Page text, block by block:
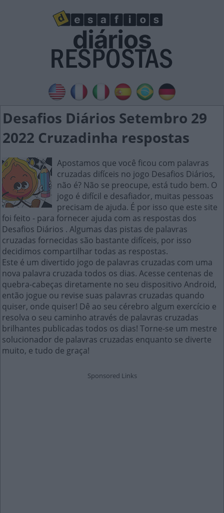
Desafios Diários Setembro 29
2022 Cruzadinha respostas
Apostamos que você ficou com palavras
cruzadas difíceis no jogo Desafios Diários,
não é? Não se preocupe, está tudo bem. O
jogo é difícil e desafiador, muitas pessoas
precisam de ajuda. É por isso que este site
foi feito - para fornecer ajuda com as respostas dos
Desafios Diários . Algumas das pistas de palavras
cruzadas fornecidas são bastante difíceis, por isso
decidimos compartilhar todas as respostas.
Este é um divertido jogo de palavras cruzadas com uma
nova palavra cruzada todos os dias. Acesse centenas de
quebra-cabeças diretamente no seu dispositivo Android,
então jogue ou revise suas palavras cruzadas quando
quiser, onde quiser! Dê ao seu cérebro algum exercício e
resolva o seu caminho através de palavras cruzadas
brilhantes publicadas todos os dias! Torne-se um mestre
solucionador de palavras cruzadas enquanto se diverte
muito, e tudo de graça!